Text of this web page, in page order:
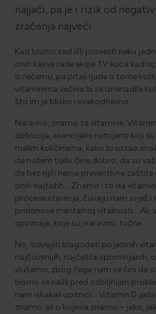
najjači, pa je i rizik od
zračenja najveći.
Kad bismo sad išli provesti neku
onih kakve rade ekipe TV kuća kad
o nečemu, pa pitali ljude o tome
vitaminima većina bi se iznenadila
što im je blisko i svakodnevno.
Naravno, znamo za vitamine.
definicija, esencijalni nutrijenti koji
malim količinama, kako bi ostao
da našem tijelu čine dobro, da su
da bez njih nema preventivne
onih najtežih… Znamo i to da
procese starenja, čuvaju nam svjež i
pridonose mentalnoj vitalnosti… Ali,
spoznaje, koje su, naravno, točne.
No, izdvojiti blagodati pojedinih
najčuvenijih, najčešće spominjanih,
slušamo, zbog čega nam se čini da
bismo se našli pred ozbiljnijim
nam iskakali upitnici… Vitamin D
znamo, ali o kojima znamo – jako,